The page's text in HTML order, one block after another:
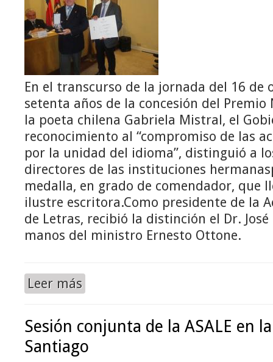
En el transcurso de la jornada del 16 de
setenta años de la concesión del
la poeta chilena Gabriela Mistral, el
reconocimiento al “compromiso de las
por la unidad del idioma”, distinguió a
directores de las instituciones
medalla, en grado de comendador, que
ilustre escritora.Como presidente de la
de Letras, recibió la distinción el Dr.
manos del ministro Ernesto Ottone.
Leer más
Sesión conjunta de la ASALE en
Santiago